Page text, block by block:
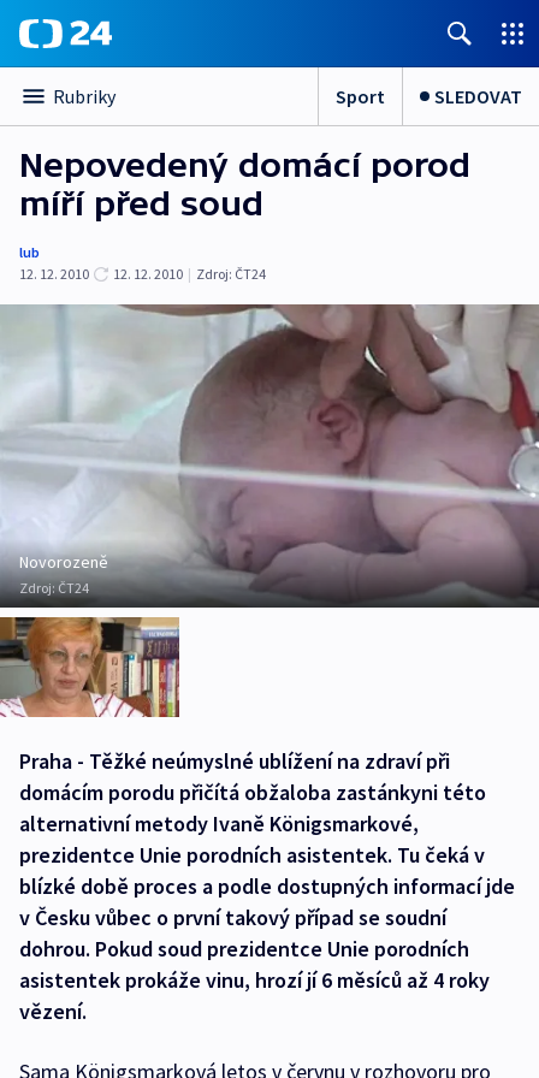
Rubriky Sport SLEDOVAT
Nepovedený domácí porod
míří před soud
lub
12. 12. 2010
12. 12. 2010 | Zdroj: ČT24
Novorozeně
Zdroj:ČT24
Praha - Těžké neúmyslné ublížení na zdraví při
domácím porodu přičítá obžaloba zastánkyni této
alternativní metody Ivaně Königsmarkové,
prezidentce Unie porodních asistentek. Tu čeká v
blízké době proces a podle dostupných informací jde
v Česku vůbec o první takový případ se soudní
dohrou. Pokud soud prezidentce Unie porodních
asistentek prokáže vinu, hrozí jí 6 měsíců až 4 roky
vězení.
Sama Königsmarková letos v červnu v rozhovoru pro